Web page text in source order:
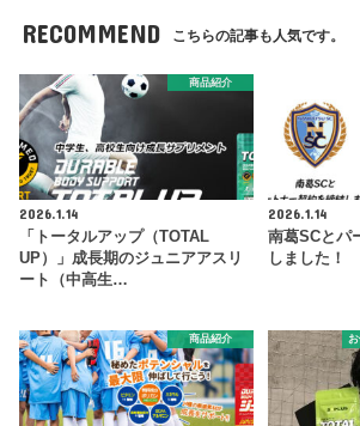
RECOMMEND こちらの記事も人気です。
商品紹介
2026.1.14
「トータルアップ（TOTAL
UP）」成長期のジュニアアスリ
ート（中高生…
2026.1.14
南葛SCとパ
しました！
商品紹介